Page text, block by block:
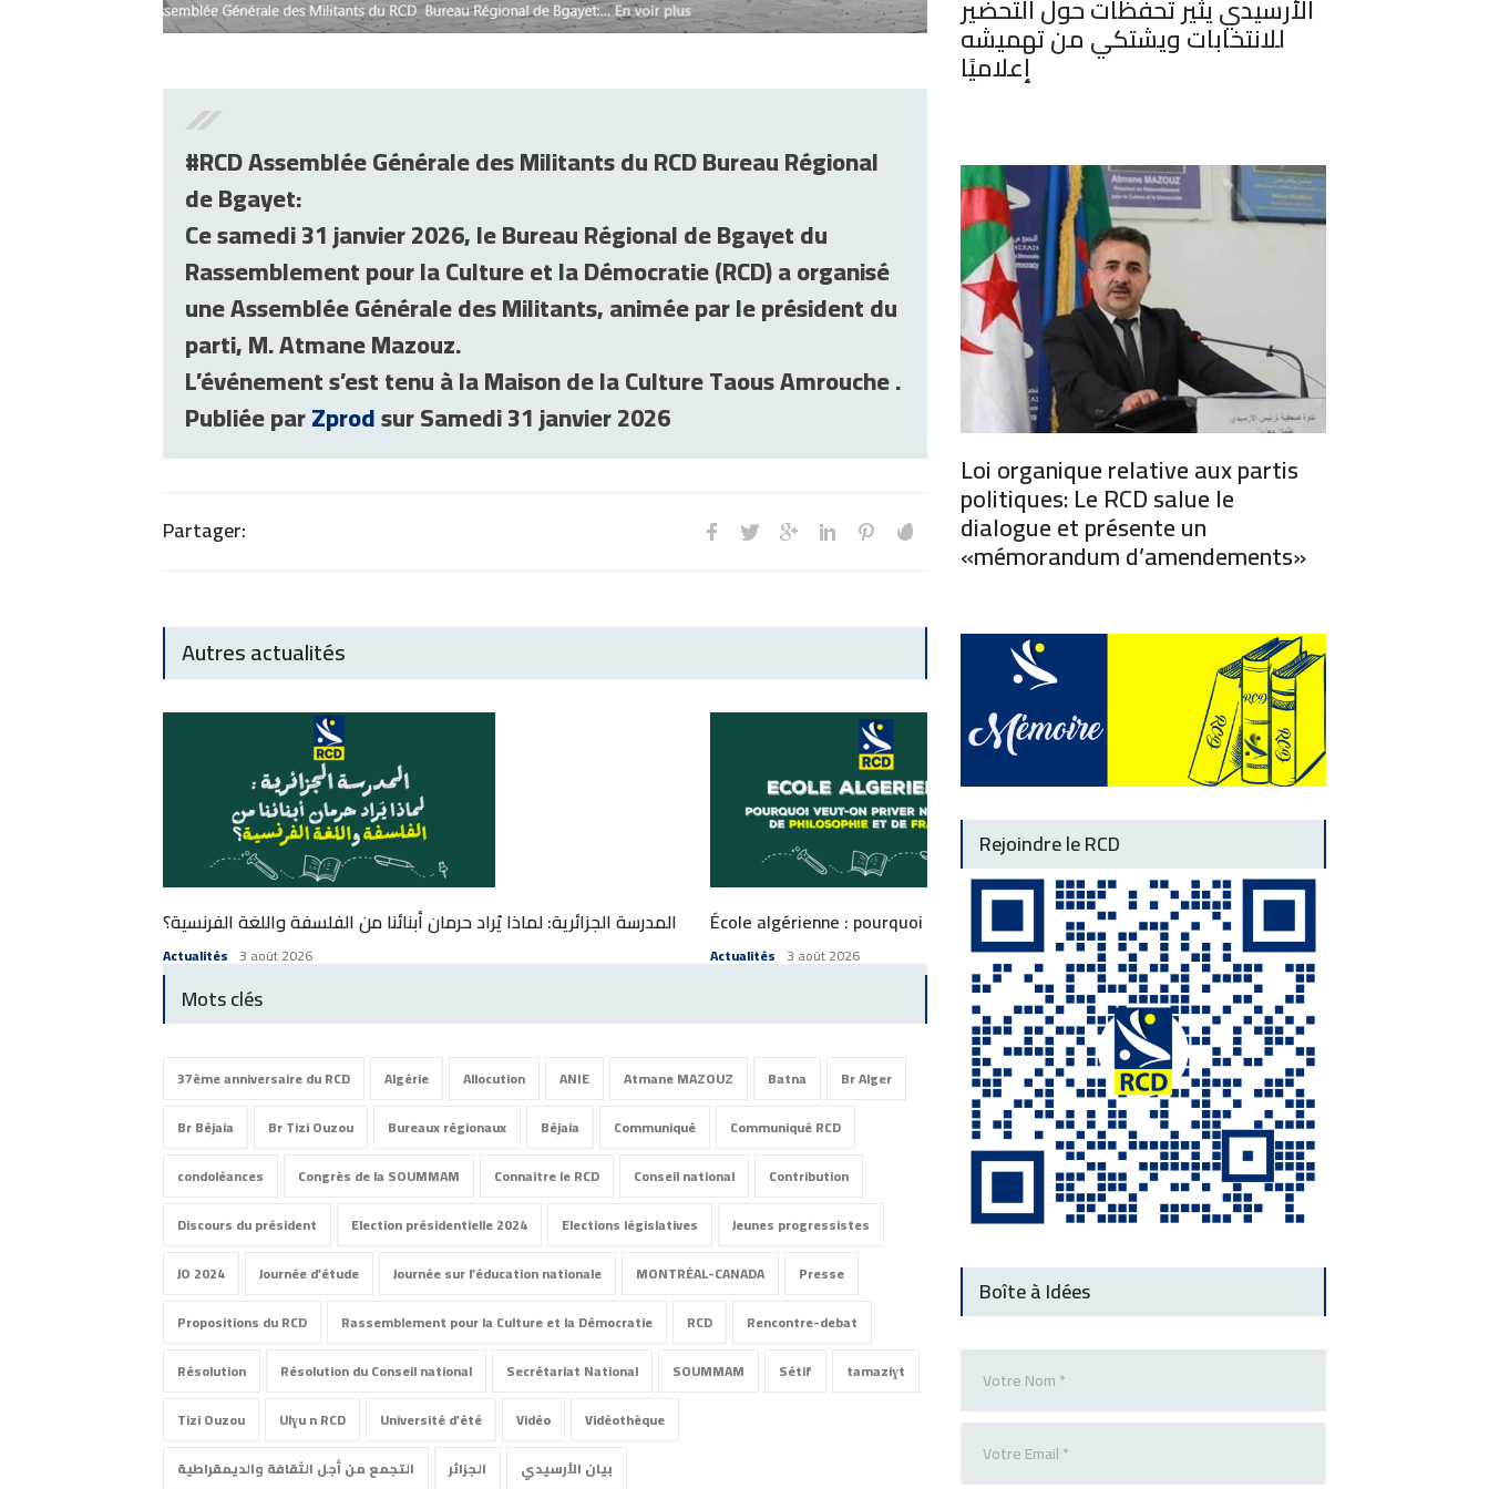
#RCD Assemblée Générale des Militants du RCD Bureau Régional
de Bgayet:
Ce samedi 31 janvier 2026, le Bureau Régional de Bgayet du
Rassemblement pour la Culture et la Démocratie (RCD) a organisé
une Assemblée Générale des Militants, animée par le président du
parti, M. Atmane Mazouz.
L’événement s’est tenu à la Maison de la Culture Taous Amrouche .
Publiée parZprodsur Samedi 31 janvier 2026
Partager:
Autres actualités
المدرسة الجزائرية: لماذا يُراد حرمان أبنائنا من الفلسفة واللغة الفرنسية؟
Actualités 3 août 2026
École algérienne : pourquoi veut-on priver nos enfants de philosophie et de français ?
Actualités 3 août 2026
Mots clés
37ème anniversaire du RCD Algérie Allocution ANIE Atmane MAZOUZ Batna
Br Alger
Br Béjaia
Br Tizi Ouzou Bureaux régionaux Béjaia Communiqué
Communiqué RCD
condoléances
Congrès de la SOUMMAM Connaitre le RCD Conseil national
Contribution
Discours du président
Election présidentielle 2024 Elections législatives
Jeunes progressistes
JO 2024
Journée d'étude Journée sur l’éducation nationale MONTRÉAL-CANADA
Presse
Propositions du RCD
Rassemblement pour la Culture et la Démocratie RCD
Rencontre-debat
Résolution
Résolution du Conseil national Secrétariat National SOUMMAM Sétif
tamaziɣt
Tizi Ouzou
Ulɣu n RCD Université d'été Vidéo
Vidéothèque
التجمع من أجل الثقافة والديمقراطية
الجزائر بيان الأرسيدي
الأرسيدي يثير تحفظات حول التحضير
للانتخابات ويشتكي من تهميشه
إعلاميًا
Loi organique relative aux partis
politiques: Le RCD salue le
dialogue et présente un
«mémorandum d’amendements»
Rejoindre le RCD
Boîte à Idées